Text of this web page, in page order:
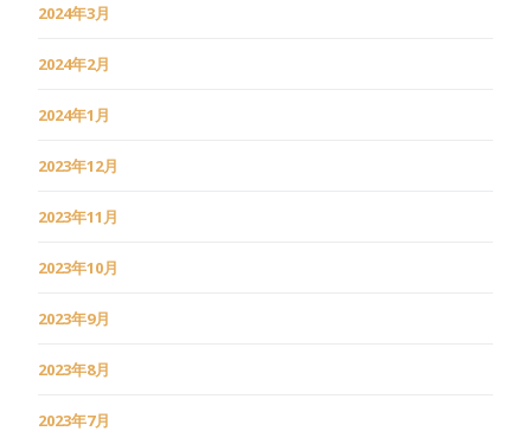
2024年3月
2024年2月
2024年1月
2023年12月
2023年11月
2023年10月
2023年9月
2023年8月
2023年7月